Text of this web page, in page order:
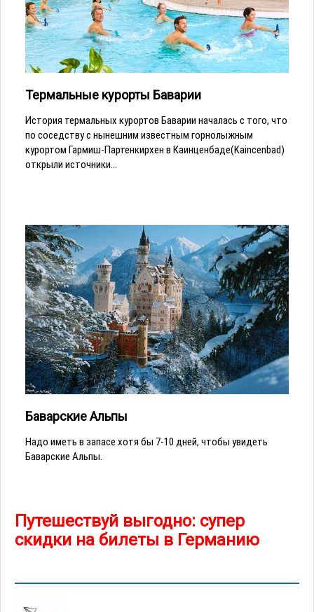
Термальные курорты Баварии
История термальных курортов Баварии началась с того, что
по соседству с нынешним известным горнолыжным
курортом Гармиш-Партенкирхен в Каинценбаде(Kaincenbad)
открыли источники...
Баварские Альпы
Надо иметь в запасе хотя бы 7-10 дней, чтобы увидеть
Баварские Альпы.
Путешествуй выгодно: супер
скидки на билеты в Германию